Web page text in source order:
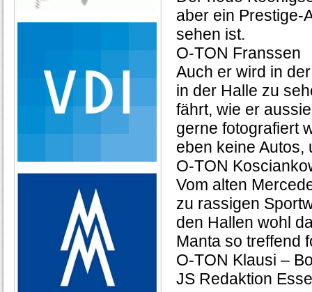
aber ein Prestige-
sehen ist.
O-TON Franssen
Auch er wird in
in der Halle zu
fährt, wie er
gerne fotografiert
eben keine Autos,
O-TON
Vom alten
zu rassigen
den Hallen wohl
Manta so treffend
O-TON Klausi –
JS Redaktion